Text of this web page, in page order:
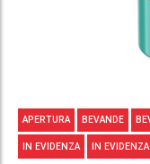
APERTURA BEVANDE
IN EVIDENZA IN EVIDENZA